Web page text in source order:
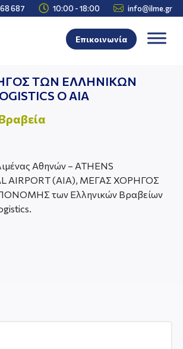
687  10:00 - 18:00  info@ilme.gr
Επικοινωνία
ΤΩΝ ΕΛΛΗΝΙΚΩΝ
O AIA
Αθηνών – ATHENS
AIRPORT (ΑΙΑ), ΜΕΓΑΣ ΧΟΡΗΓΟΣ
των Ελληνικών Βραβείων